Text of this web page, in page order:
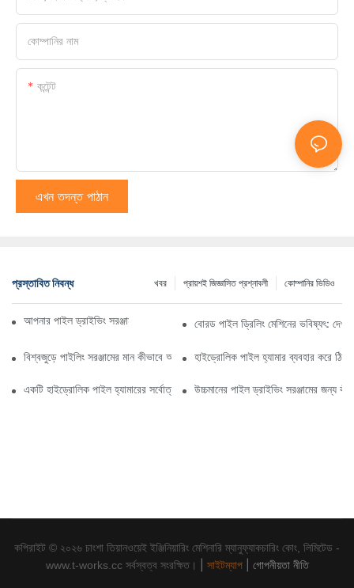
কোম্পানির নাম
কন্টেন্ট
এখন তদন্ত পাঠান
প্রস্তাবিত নিবন্ধ কোম্পানির ভিডিও
প্রায়শই জিজ্ঞাসিত প্রশ্নাবলী
খবর
আপনার পাইল ড্রাইভিং সরঞ্জাম কাস্টমাইজ করার সুবিধা কী কী?বোরড পাইল ড্রিলিং মেশিনের ভবিষ্যৎ:
বিশ্বজুড়ে পাইলিং সরঞ্জামের মান কীভাবে আলাদা হাইড্রোলিক পাইল হ্যামার ব্যবহার করে
একটি হাইড্রোলিক পাইল হ্যামারের সর্বোত্তম কর্মক্ষমতার জন্য কী রক্ষণাবেক্ষণের প্রয়োজন
উচ্চমানের পাইল ড্রাইভিং সরঞ্জামের জন্য
কপিরাইট © ২০২৬ চাংশা তিয়ানওয়েই ইঞ্জিনিয়ারিং মেশিনারি ম্যানুফ্যাকচারিং কোং, লিমিটেড -
www.t-works.cc সর্বস্বত্ব সংরক্ষিত।
সাইটম্যাপ| গোপনীয়তা নীতি